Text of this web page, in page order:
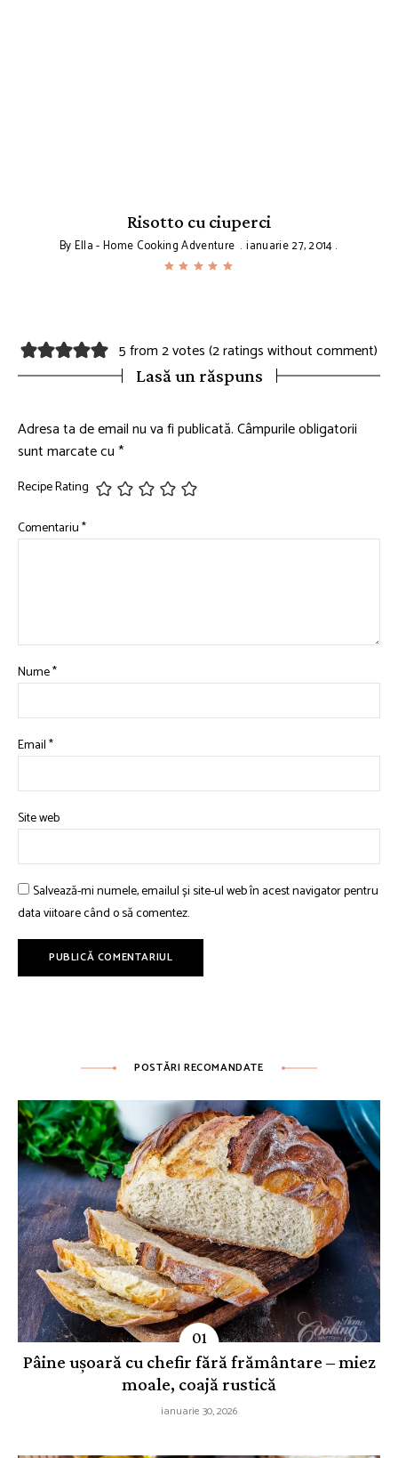
Risotto cu ciuperci
ByElla - Home Cooking Adventure ianuarie 27, 2014
5 from 2 votes (2 ratings without comment)
Lasă un răspuns
Adresa ta de email nu va fi publicată.Câmpurile obligatorii
sunt marcate cu*
Recipe Rating
Comentariu*
Nume*
Email*
Site web
Salvează-mi numele, emailul și site-ul web în acest navigator pentru
data viitoare când o să comentez.
POSTĂRI RECOMANDATE
Pâine ușoară cu chefir fără frământare – miez
moale, coajă rustică
ianuarie 30, 2026